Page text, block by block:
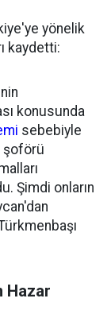
yönelik
kaydetti:
konusunda
sebebiyle
şoförü
Şimdi onların
Hazar